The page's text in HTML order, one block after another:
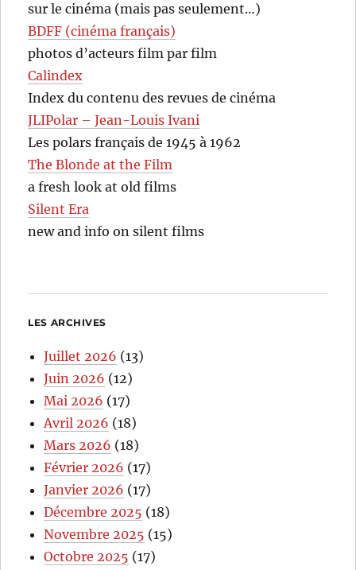
sur le cinéma (mais pas seulement…)
BDFF (cinéma français)
photos d’acteurs film par film
Calindex
Index du contenu des revues de cinéma
JLIPolar – Jean-Louis Ivani
Les polars français de 1945 à 1962
The Blonde at the Film
a fresh look at old films
Silent Era
new and info on silent films
LES ARCHIVES
Juillet 2026 (13)
Juin 2026 (12)
Mai 2026 (17)
Avril 2026 (18)
Mars 2026 (18)
Février 2026 (17)
Janvier 2026 (17)
Décembre 2025 (18)
Novembre 2025 (15)
Octobre 2025 (17)